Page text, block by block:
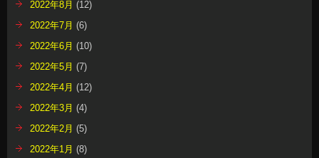
2022年8月 (12)
2022年7月 (6)
2022年6月 (10)
2022年5月 (7)
2022年4月 (12)
2022年3月 (4)
2022年2月 (5)
2022年1月 (8)